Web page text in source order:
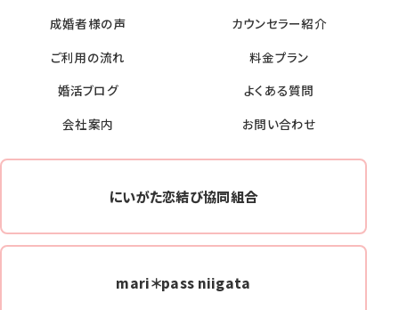
成婚者様の声
カウンセラー紹介
ご利用の流れ
料金プラン
婚活ブログ
よくある質問
会社案内
お問い合わせ
にいがた恋結び協同組合
mari＊pass niigata